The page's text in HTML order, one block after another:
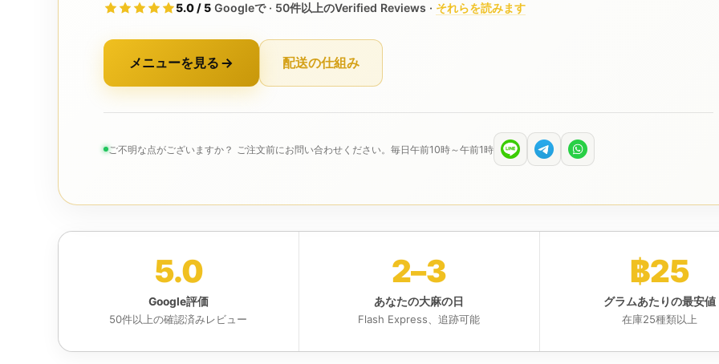
5.0 / 5 Googleで · 50件以上のVerified Reviews · それらを読みます
メニューを見る 配送の仕組み
ご不明な点がございますか？ ご注文前にお問い合わせください。毎日午前10時～午前1時
5.0
Google評価
50件以上の確認済みレビュー
2–3
あなたの大麻の日
Flash Express、追跡可能
฿25
グラムあたりの最安値
在庫25種類以上